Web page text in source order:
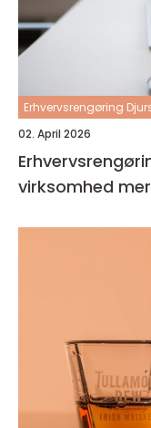
Erhvervsrengøring
02. April 2026
Erhvervsrengøring
virksomhed